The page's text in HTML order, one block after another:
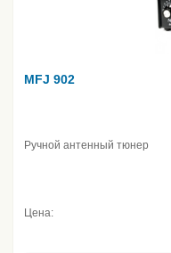
MFJ 902
Ручной антенный тюнер
Цена: